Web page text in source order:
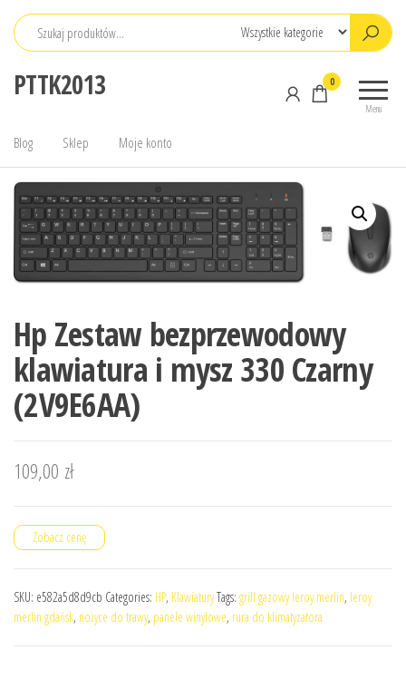
Przejdź
PTTK2013
Menu
0
Blog Sklep Moje konto
Hp Zestaw bezprzewodowy
klawiatura i mysz 330 Czarny
(2V9E6AA)
109,00 zł
Zobacz cenę
SKU: e582a5d8d9cb Categories: HP, KlawiaturyTags: grill gazowy leroy merlin, leroy
merlin gdańsk, nożyce do trawy, panele winylowe, rura do klimatyzatora